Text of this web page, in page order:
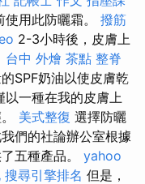
用此防曬霜。 撥筋
2-3小時後，皮膚上
台中 外燴 茶點 整脊
SPF奶油以使皮膚乾
一種在我的皮膚上
美式整復 選擇防曬
們的社論辦公室根據
五種產品。 yahoo
搜尋引擎排名 但是，